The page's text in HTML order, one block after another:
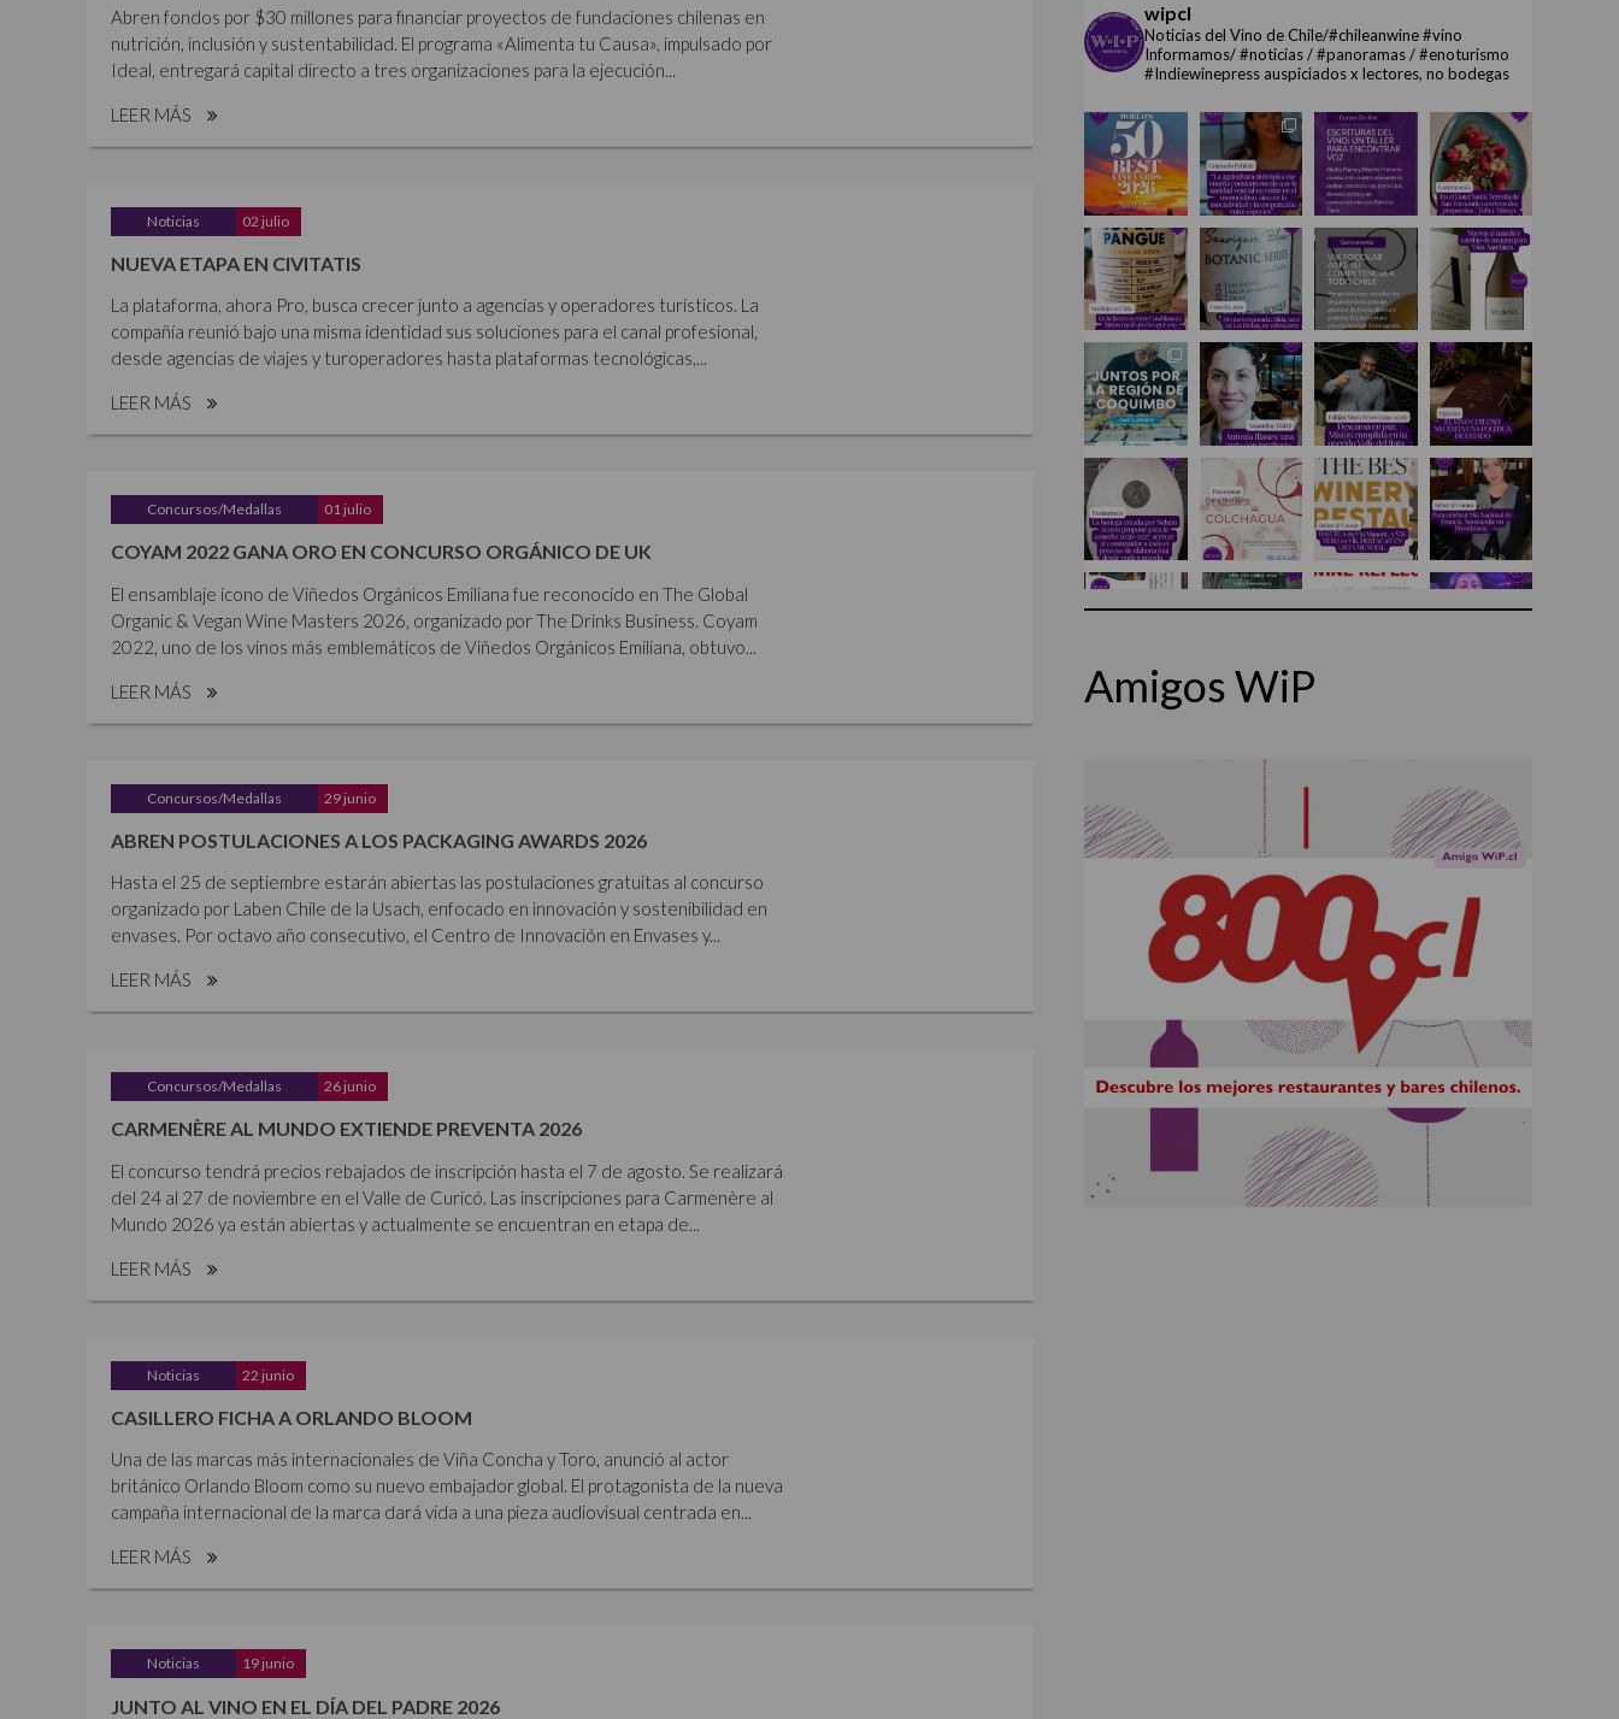
Abren fondos por $30 millones para financiar proyectos de fundaciones chilenas en
nutrición, inclusión y sustentabilidad. El programa «Alimenta tu Causa», impulsado por
Ideal, entregará capital directo a tres organizaciones para la ejecución...
LEER MÁS
Noticias 02 julio
NUEVA ETAPA EN CIVITATIS
La plataforma, ahora Pro, busca crecer junto a agencias y operadores turísticos. La
compañía reunió bajo una misma identidad sus soluciones para el canal profesional,
desde agencias de viajes y turoperadores hasta plataformas tecnológicas,...
LEER MÁS
Concursos/Medallas 01 julio
COYAM 2022 GANA ORO EN CONCURSO ORGÁNICO DE UK
El ensamblaje ícono de Viñedos Orgánicos Emiliana fue reconocido en The Global
Organic & Vegan Wine Masters 2026, organizado por The Drinks Business. Coyam
2022, uno de los vinos más emblemáticos de Viñedos Orgánicos Emiliana, obtuvo...
LEER MÁS
Concursos/Medallas 29 junio
ABREN POSTULACIONES A LOS PACKAGING AWARDS 2026
Hasta el 25 de septiembre estarán abiertas las postulaciones gratuitas al concurso
organizado por Laben Chile de la Usach, enfocado en innovación y sostenibilidad en
envases. Por octavo año consecutivo, el Centro de Innovación en Envases y...
LEER MÁS
Concursos/Medallas 26 junio
CARMENÈRE AL MUNDO EXTIENDE PREVENTA 2026
El concurso tendrá precios rebajados de inscripción hasta el 7 de agosto. Se realizará
del 24 al 27 de noviembre en el Valle de Curicó. Las inscripciones para Carmenère al
Mundo 2026 ya están abiertas y actualmente se encuentran en etapa de...
LEER MÁS
Noticias 22 junio
CASILLERO FICHA A ORLANDO BLOOM
Una de las marcas más internacionales de Viña Concha y Toro, anunció al actor
británico Orlando Bloom como su nuevo embajador global. El protagonista de la nueva
campaña internacional de la marca dará vida a una pieza audiovisual centrada en...
LEER MÁS
Noticias 19 junio
JUNTO AL VINO EN EL DÍA DEL PADRE 2026
wipcl
Noticias del Vino de Chile/#chileanwine #vino
Informamos/ #noticias / #panoramas / #enoturismo
#Indiewinepress auspiciados x lectores, no bodegas
Amigos WiP